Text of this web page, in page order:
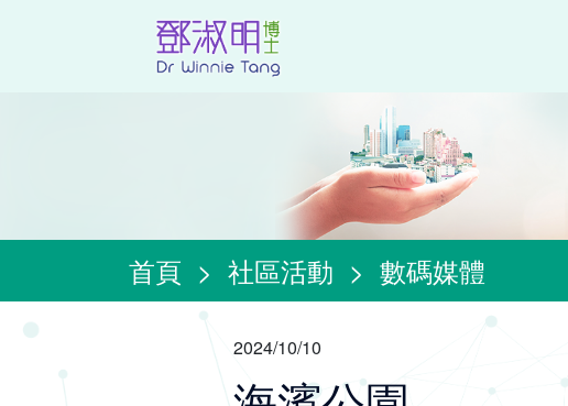
首頁 > 社區活動 > 數碼媒體
2024/10/10